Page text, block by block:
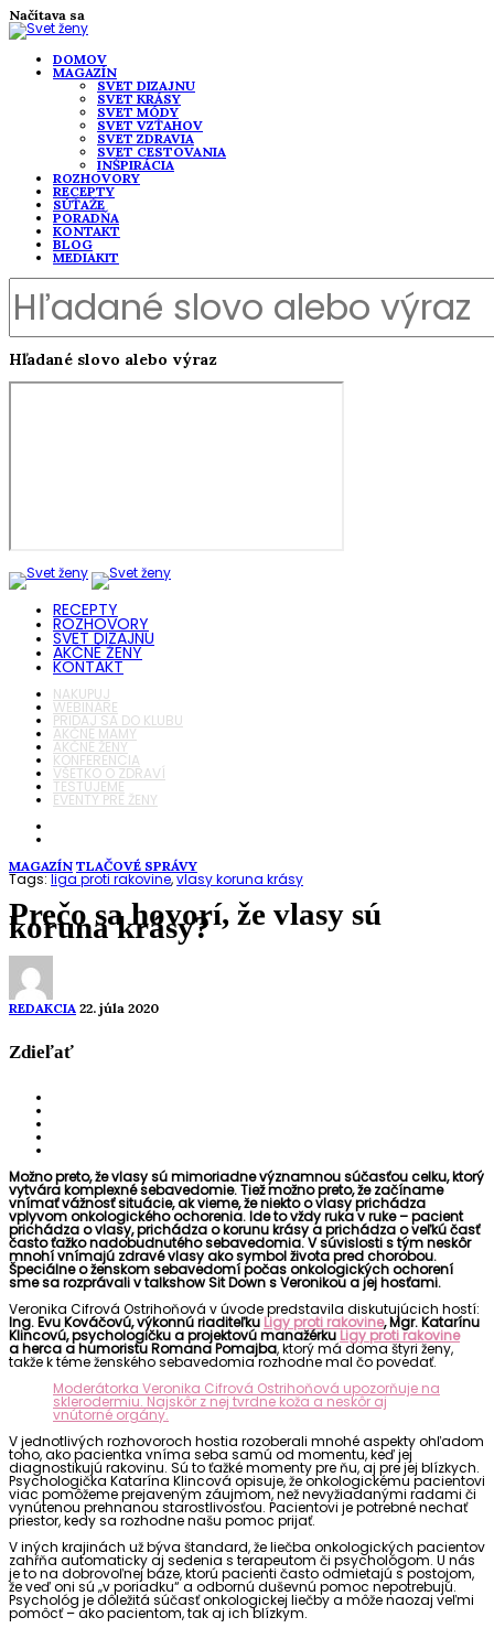
Načítava sa
DOMOV
MAGAZÍN
SVET DIZAJNU
SVET KRÁSY
SVET MÓDY
SVET VZŤAHOV
SVET ZDRAVIA
SVET CESTOVANIA
INŠPIRÁCIA
ROZHOVORY
RECEPTY
SÚŤAŽE
PORADŇA
KONTAKT
BLOG
MEDIAKIT
Hľadané slovo alebo výraz
RECEPTY
ROZHOVORY
SVET DIZAJNU
AKČNÉ ŽENY
KONTAKT
NAKUPUJ
WEBINÁRE
PRIDAJ SA DO KLUBU
AKČNÉ MAMY
AKČNÉ ŽENY
KONFERENCIA
VŠETKO O ZDRAVÍ
TESTUJEME
EVENTY PRE ŽENY
MAGAZÍN TLAČOVÉ SPRÁVY
Tags:liga proti rakovine,vlasy koruna krásy
Prečo sa hovorí, že vlasy sú
koruna krásy?
REDAKCIA 22. júla 2020
Zdieľať
Možno preto, že vlasy sú mimoriadne významnou súčasťou celku, ktorý
vytvára komplexné sebavedomie. Tiež možno preto, že začíname
vnímať vážnosť situácie, ak vieme, že niekto o vlasy prichádza
vplyvom onkologického ochorenia. Ide to vždy ruka v ruke – pacient
prichádza o vlasy, prichádza o korunu krásy a prichádza o veľkú časť
často ťažko nadobudnutého sebavedomia. V súvislosti s tým neskôr
mnohí vnímajú zdravé vlasy ako symbol života pred chorobou.
Špeciálne o ženskom sebavedomí počas onkologických ochorení
sme sa rozprávali v talkshow Sit Down s Veronikou a jej hosťami.
Veronika Cifrová Ostrihoňová v úvode predstavila diskutujúcich hostí:
Ing. Evu Kováčovú, výkonnú riaditeľku Ligy proti rakovine, Mgr. Katarínu
Klincovú, psychologičku a projektovú manažérkuLigy proti rakovine
a herca a humoristu Romana Pomajba, ktorý má doma štyri ženy,
takže k téme ženského sebavedomia rozhodne mal čo povedať.
Moderátorka Veronika Cifrová Ostrihoňová upozorňuje na
sklerodermiu. Najskôr z nej tvrdne koža a neskôr aj
vnútorné orgány.
V jednotlivých rozhovoroch hostia rozoberali mnohé aspekty ohľadom
toho, ako pacientka vníma seba samú od momentu, keď jej
diagnostikujú rakovinu. Sú to ťažké momenty pre ňu, aj pre jej blízkych.
Psychologička Katarína Klincová opisuje, že onkologickému pacientovi
viac pomôžeme prejaveným záujmom, než nevyžiadanými radami či
vynútenou prehnanou starostlivosťou. Pacientovi je potrebné nechať
priestor, kedy sa rozhodne našu pomoc prijať.
V iných krajinách už býva štandard, že liečba onkologických pacientov
zahŕňa automaticky aj sedenia s terapeutom či psychológom. U nás
je to na dobrovoľnej báze, ktorú pacienti často odmietajú s postojom,
že veď oni sú „v poriadku“ a odbornú duševnú pomoc nepotrebujú.
Psychológ je dôležitá súčasť onkologickej liečby a môže naozaj veľmi
pomôcť – ako pacientom, tak aj ich blízkym.